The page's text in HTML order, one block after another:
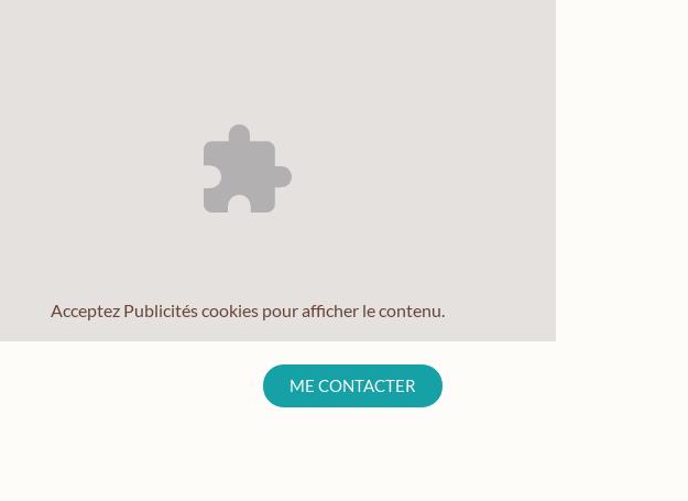
Acceptez Publicitéscookies pour afficher le contenu.
ME CONTACTER